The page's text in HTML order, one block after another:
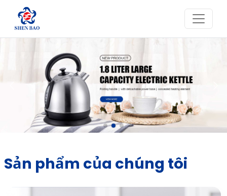
Sản phẩm của chúng tôi